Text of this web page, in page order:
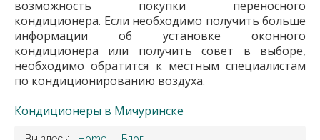
возможность покупки переносного
кондиционера. Если необходимо получить больше
информации об установке оконного
кондиционера или получить совет в выборе,
необходимо обратится к местным специалистам
по кондиционированию воздуха.
Кондиционеры в Мичуринске